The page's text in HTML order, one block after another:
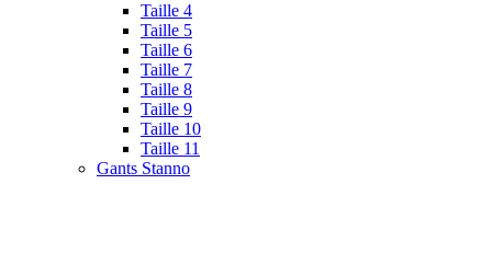
Taille 4
Taille 5
Taille 6
Taille 7
Taille 8
Taille 9
Taille 10
Taille 11
Gants Stanno